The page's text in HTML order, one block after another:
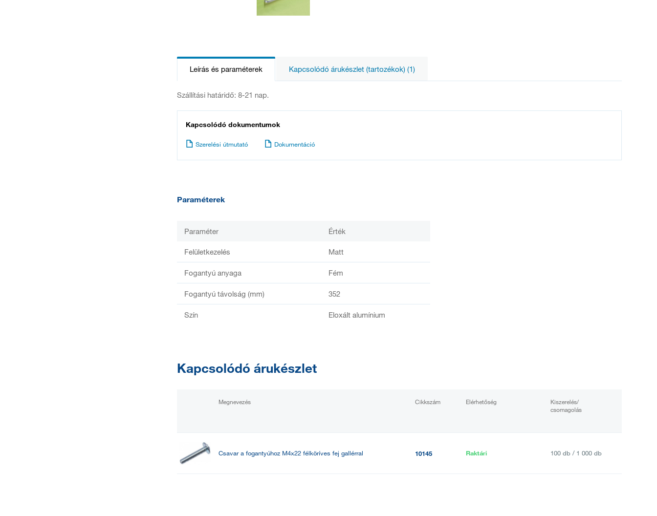
Leírás és paraméterek Kapcsolódó árukészlet (tartozékok) (1)
Szállítási határidő: 8-21 nap.
Kapcsolódó dokumentumok
Szerelési útmutató Dokumentáció
Paraméterek
Paraméter Érték
Felületkezelés Matt
Fogantyú anyaga Fém
Fogantyú távolság (mm) 352
Szín Eloxált alumínium
Kapcsolódó árukészlet
Megnevezés Cikkszám Elérhetőség
Kiszerelés/
csomagolás
Csavar a fogantyúhoz M4x22 félköríves fej gallérral 10145 Raktári 100 db / 1 000 db